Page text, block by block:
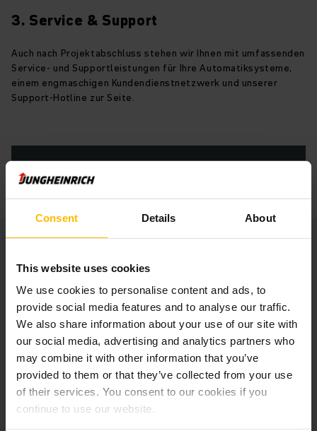
Consent Details About
This website uses cookies
We use cookies to personalise content and ads, to
provide social media features and to analyse our traffic.
We also share information about your use of our site with
our social media, advertising and analytics partners who
may combine it with other information that you’ve
provided to them or that they’ve collected from your use
of their services. You consent to our cookies if you
continue to use our website.
3. Service & Support
Auch nach Projektabschluss stehen wir Ihnen mit umfassenden
Service- und Supportleistungen für Ihre Automatiksysteme,
einem engmaschigen Kundendienstnetzwerk und unserer
Support-Hotline zur Seite.
MEHR ERFAHREN
KONTAKT AUFNEHMEN
Häufige Fragen von Kundinnen und
Kunden